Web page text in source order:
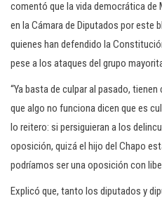
comentó que la vida democrática
en la Cámara de Diputados por este
quienes han defendido la
pese a los ataques del grupo
“Ya basta de culpar al pasado,
que algo no funciona dicen que es
lo reitero: si persiguieran a los
oposición, quizá el hijo del Chapo
podríamos ser una oposición con
Explicó que, tanto los diputados y